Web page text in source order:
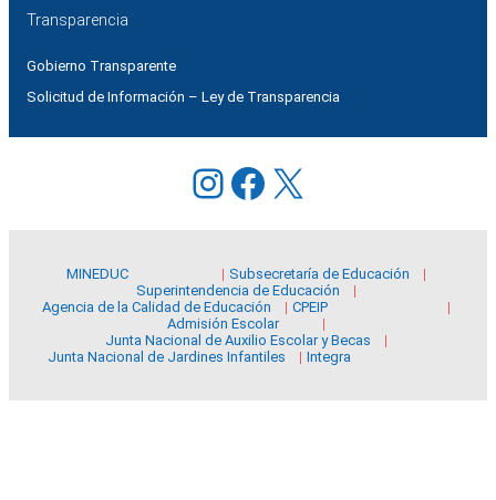
Transparencia
Gobierno Transparente
Solicitud de Información – Ley de Transparencia
Instagram
Facebook
X
MINEDUC
Subsecretaría de Educación
Superintendencia de Educación
Agencia de la Calidad de Educación
CPEIP
Admisión Escolar
Junta Nacional de Auxilio Escolar y Becas
Junta Nacional de Jardines Infantiles
Integra